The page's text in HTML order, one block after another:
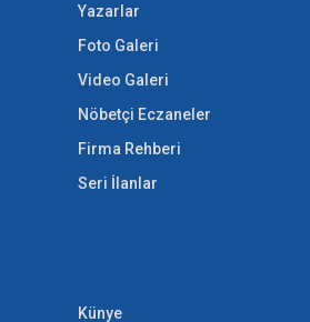
Yazarlar
Foto Galeri
Video Galeri
Nöbetçi Eczaneler
Firma Rehberi
Seri İlanlar
Künye